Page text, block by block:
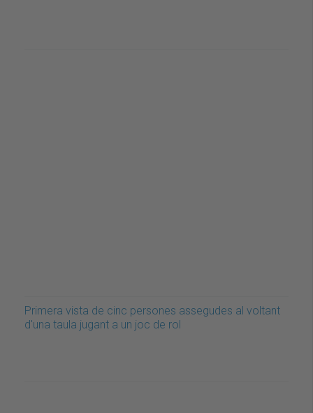
Primera vista de cinc persones assegudes al voltant
d'una taula jugant a un joc de rol